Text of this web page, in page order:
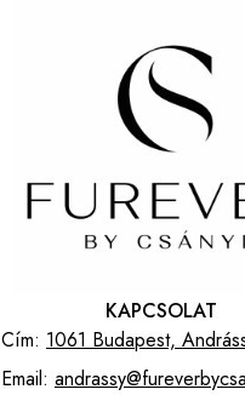
KAPCSOLAT
Cím: 1061 Budapest,
Email: